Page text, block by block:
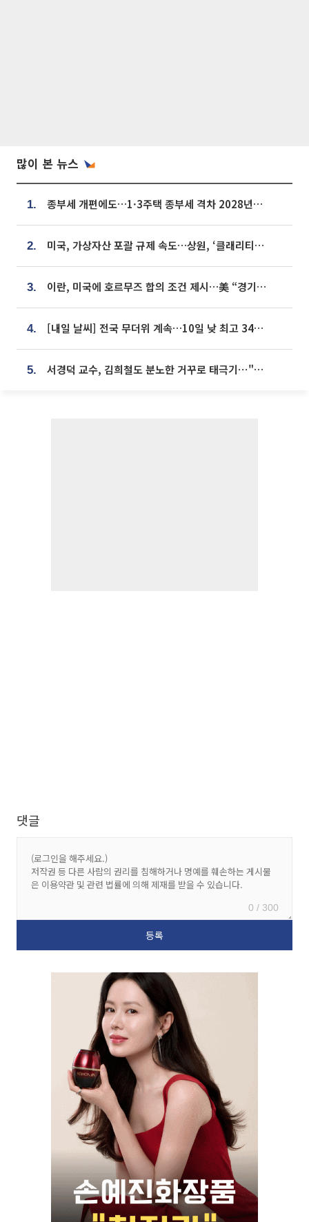
많이 본 뉴스
1. 종부세 개편에도…1·3주택 종부세 격차 2028년부터 확대
2. 미국, 가상자산 포괄 규제 속도…상원, ‘클래리티법’ 9월 절차투표 추진
3. 이란, 미국에 호르무즈 합의 조건 제시…美 “경기 아직 안 끝나” [종합]
4. [내일 날씨] 전국 무더위 계속…10일 낮 최고 34도 육박
5. 서경덕 교수, 김희철도 분노한 거꾸로 태극기⋯"엉터리는 아냐, 아쉬울 뿐"
댓글
0 / 300